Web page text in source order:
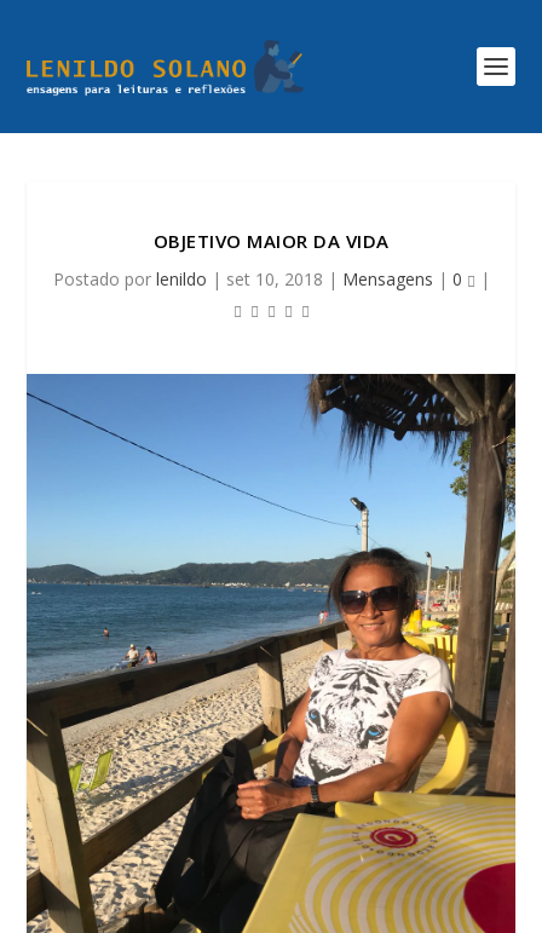
OBJETIVO MAIOR DA VIDA
Postado por lenildo | set 10, 2018 | Mensagens | 0 |